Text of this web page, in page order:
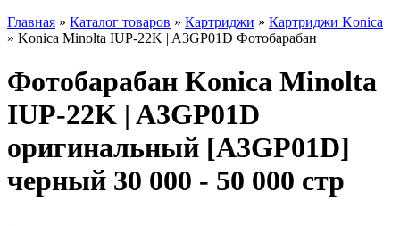
Главная » Каталог товаров » Картриджи » Картриджи Konica
» Konica Minolta IUP-22K | A3GP01D Фотобарабан
Фотобарабан Konica Minolta
IUP-22K | A3GP01D
оригинальный [A3GP01D]
черный 30 000 - 50 000 стр